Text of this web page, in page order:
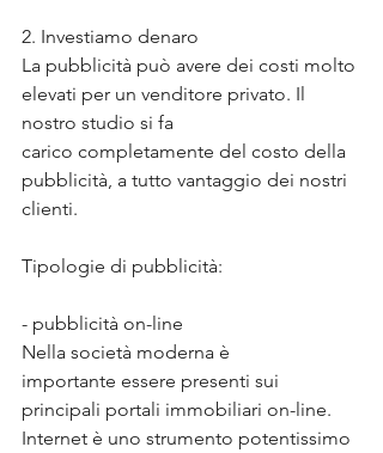
2. Investiamo denaro
La pubblicità può avere dei costi molto
elevati per un venditore privato. Il
nostro studio si fa
carico completamente del costo della
pubblicità, a tutto vantaggio dei nostri
clienti.
Tipologie di pubblicità:
- pubblicità on-line
Nella società moderna è
importante essere presenti sui
principali portali immobiliari on-line.
Internet è uno strumento potentissimo